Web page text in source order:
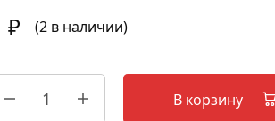
₽ (2 в наличии)
В корзину